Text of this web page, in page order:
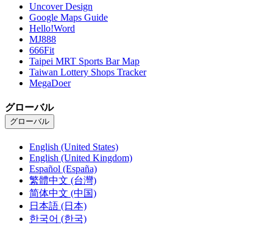
Uncover Design
Google Maps Guide
Hello!Word
MJ888
666Fit
Taipei MRT Sports Bar Map
Taiwan Lottery Shops Tracker
MegaDoer
グローバル
グローバル
English (United States)
English (United Kingdom)
Español (España)
繁體中文 (台灣)
简体中文 (中国)
日本語 (日本)
한국어 (한국)